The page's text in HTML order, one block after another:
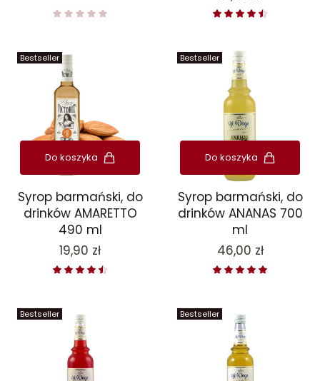
Bestseller
Do koszyka
Syrop barmański, do
drinków AMARETTO
490 ml
Cena
19,90 zł
Bestseller
Do koszyka
Syrop barmański, do
drinków ANANAS 700
ml
Cena
46,00 zł
Bestseller Bestseller